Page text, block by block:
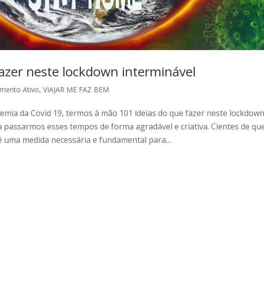
neste lockdown interminável
Ativo,VIAJAR ME FAZ BEM
da Covid 19, termos à mão 101 ideias do que fazer neste lockdown
esses tempos de forma agradável e criativa. Cientes de
medida necessária e fundamental para...